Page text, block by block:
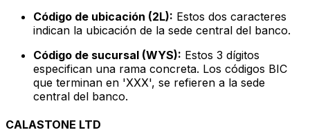
Código de ubicación (2L): Estos dos caracteres
indican la ubicación de la sede central del banco.
Código de sucursal (WYS): Estos 3 dígitos
especifican una rama concreta. Los códigos BIC
que terminan en 'XXX', se refieren a la sede
central del banco.
CALASTONE LTD